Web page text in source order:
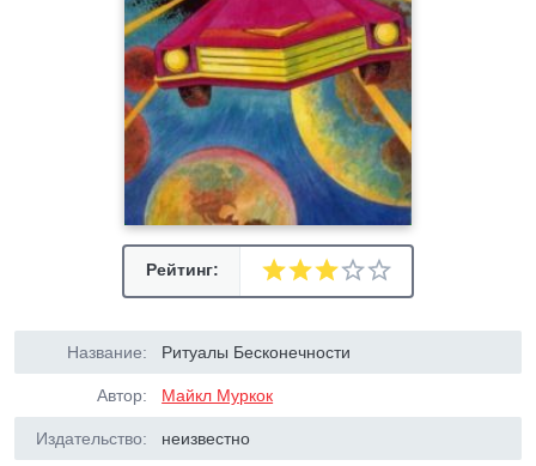
Рейтинг:
Название: Ритуалы Бесконечности
Автор: Майкл Муркок
Издательство: неизвестно